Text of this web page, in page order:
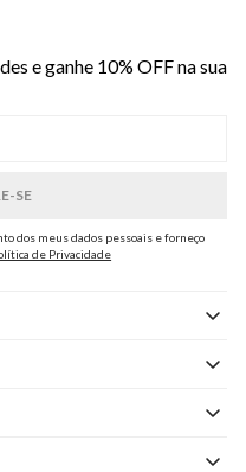
e ganhe 10% OFF na sua
dos meus dados pessoais e forneço
de Privacidade